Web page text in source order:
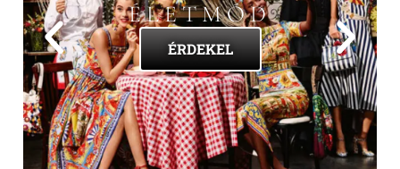
ÉLETMÓD
ÉRDEKEL